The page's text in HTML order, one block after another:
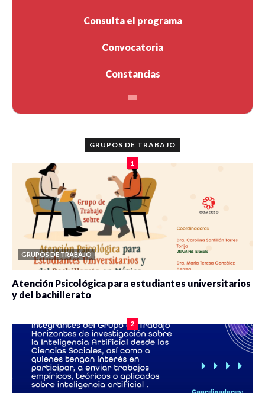
Consulta el programa
Convocatoria
Constancias
GRUPOS DE TRABAJO
1
GRUPOS DE TRABAJO
Atención Psicológica para estudiantes universitarios
y del bachillerato
2